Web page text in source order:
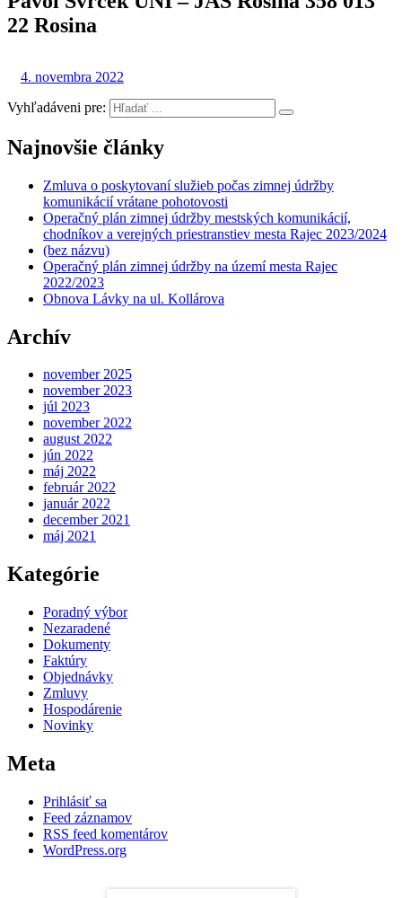
22 Rosina
4. novembra 2022
Vyhľadáveni pre:
Najnovšie články
Zmluva o poskytovaní služieb počas zimnej údržby
komunikácií vrátane pohotovosti
Operačný plán zimnej údržby mestských komunikácií,
chodníkov a verejných priestranstiev mesta Rajec 2023/2024
(bez názvu)
Operačný plán zimnej údržby na území mesta Rajec
2022/2023
Obnova Lávky na ul. Kollárova
Archív
november 2025
november 2023
júl 2023
november 2022
august 2022
jún 2022
máj 2022
február 2022
január 2022
december 2021
máj 2021
Kategórie
Poradný výbor
Nezaradené
Dokumenty
Faktúry
Objednávky
Zmluvy
Hospodárenie
Novinky
Meta
Prihlásiť sa
Feed záznamov
RSS feed komentárov
WordPress.org